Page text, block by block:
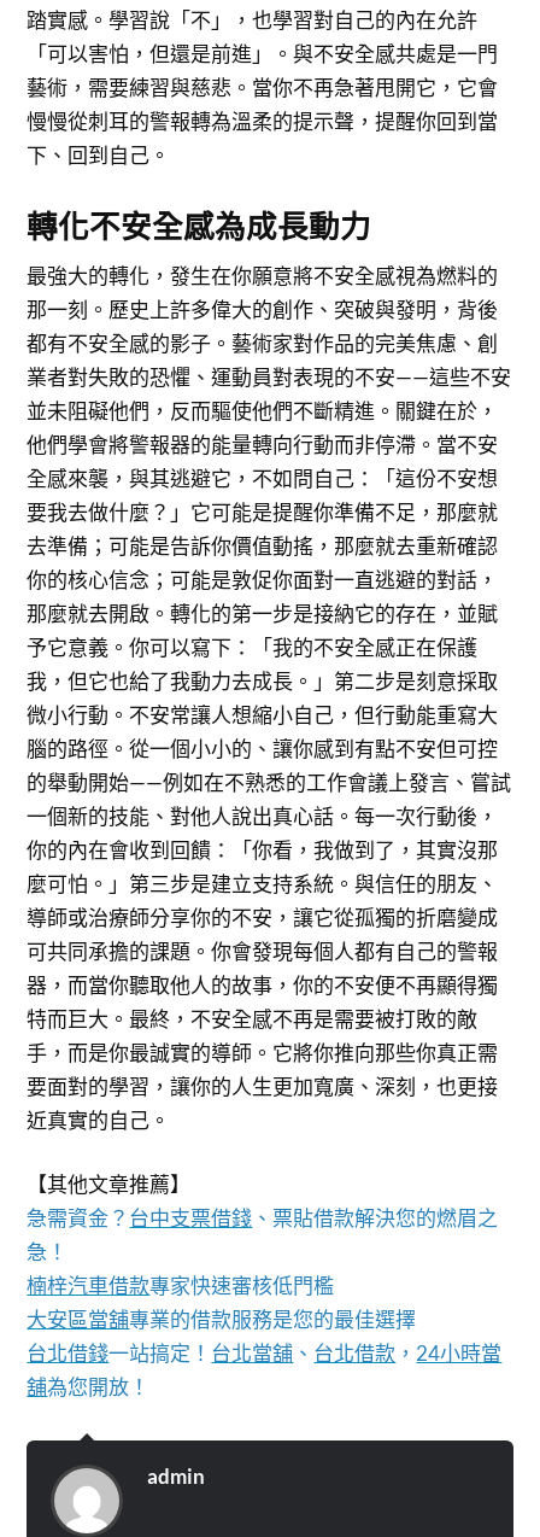
踏實感。學習說「不」，也學習對自己的內在允許
「可以害怕，但還是前進」。與不安全感共處是一門
藝術，需要練習與慈悲。當你不再急著甩開它，它會
慢慢從刺耳的警報轉為溫柔的提示聲，提醒你回到當
下、回到自己。
轉化不安全感為成長動力
最強大的轉化，發生在你願意將不安全感視為燃料的
那一刻。歷史上許多偉大的創作、突破與發明，背後
都有不安全感的影子。藝術家對作品的完美焦慮、創
業者對失敗的恐懼、運動員對表現的不安——這些不安
並未阻礙他們，反而驅使他們不斷精進。關鍵在於，
他們學會將警報器的能量轉向行動而非停滯。當不安
全感來襲，與其逃避它，不如問自己：「這份不安想
要我去做什麼？」它可能是提醒你準備不足，那麼就
去準備；可能是告訴你價值動搖，那麼就去重新確認
你的核心信念；可能是敦促你面對一直逃避的對話，
那麼就去開啟。轉化的第一步是接納它的存在，並賦
予它意義。你可以寫下：「我的不安全感正在保護
我，但它也給了我動力去成長。」第二步是刻意採取
微小行動。不安常讓人想縮小自己，但行動能重寫大
腦的路徑。從一個小小的、讓你感到有點不安但可控
的舉動開始——例如在不熟悉的工作會議上發言、嘗試
一個新的技能、對他人說出真心話。每一次行動後，
你的內在會收到回饋：「你看，我做到了，其實沒那
麼可怕。」第三步是建立支持系統。與信任的朋友、
導師或治療師分享你的不安，讓它從孤獨的折磨變成
可共同承擔的課題。你會發現每個人都有自己的警報
器，而當你聽取他人的故事，你的不安便不再顯得獨
特而巨大。最終，不安全感不再是需要被打敗的敵
手，而是你最誠實的導師。它將你推向那些你真正需
要面對的學習，讓你的人生更加寬廣、深刻，也更接
近真實的自己。
【其他文章推薦】
急需資金？ 台中支票借錢 、票貼借款解決您的燃眉之
急！
楠梓汽車借款專家快速審核低門檻
大安區當舖專業的借款服務是您的最佳選擇
台北借錢一站搞定！ 台北當舖 、 台北借款 ， 24小時當
舖為您開放！
admin